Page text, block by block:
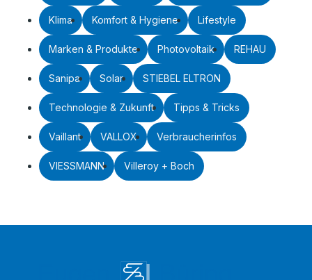
Klima Komfort & Hygiene Lifestyle
Marken & Produkte Photovoltaik REHAU
Sanipa Solar STIEBEL ELTRON
Technologie & Zukunft Tipps & Tricks
Vaillant VALLOX Verbraucherinfos
VIESSMANN Villeroy + Boch